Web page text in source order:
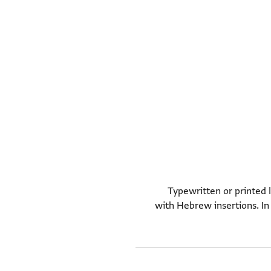
Typewritten or printed
with Hebrew insertions. In